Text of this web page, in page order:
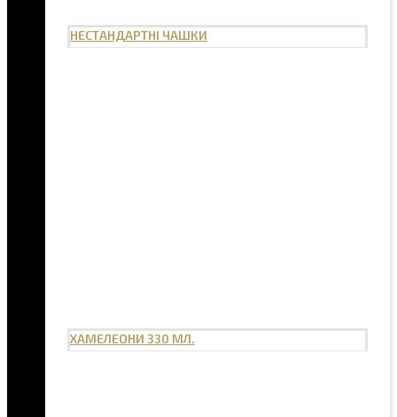
НЕСТАНДАРТНІ ЧАШКИ
ХАМЕЛЕОНИ 330 МЛ.